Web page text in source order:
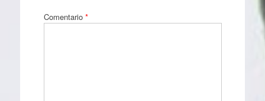
Comentario *